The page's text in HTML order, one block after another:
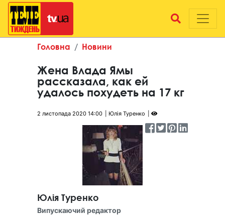
Головна Новини
Жена Влада Ямы
рассказала, как ей
удалось похудеть на 17 кг
2 листопада 2020 14:00 Юлія Туренко
Юлія Туренко
Випускаючий редактор